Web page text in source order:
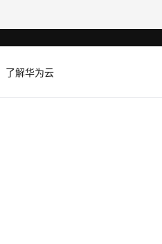
了解华为云